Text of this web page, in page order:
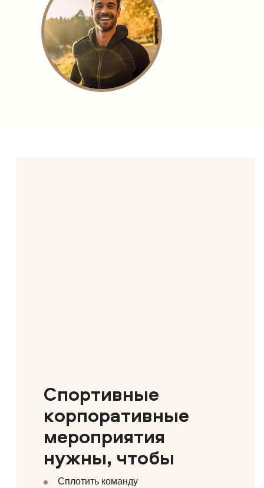
Спортивные
корпоративные
мероприятия
нужны, чтобы
Сплотить команду